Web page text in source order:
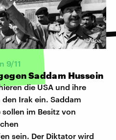
©dpa
9/11
Saddam Hussein
die USA und ihre
Irak ein. Saddam
im Besitz von
sein. Der Diktator wird